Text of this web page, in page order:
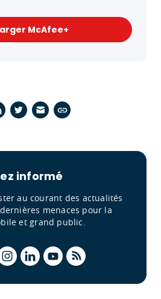
McAfee+
informé
au courant des actualités
menaces pour la
et grand public.